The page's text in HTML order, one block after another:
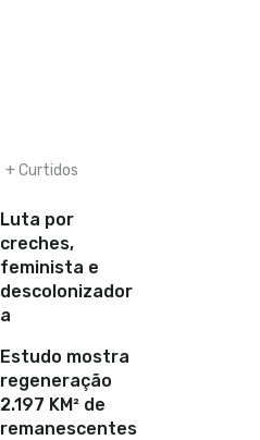
+ Curtidos
Luta por
creches,
feminista e
descolonizador
a
Estudo mostra
regeneração
2.197 KM² de
remanescentes